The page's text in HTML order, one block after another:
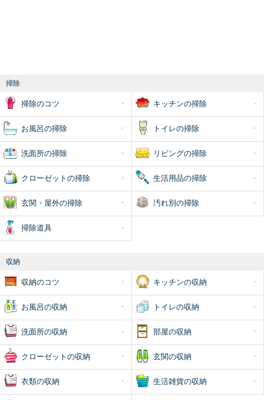
掃除
掃除のコツ キッチンの掃除
お風呂の掃除 トイレの掃除
洗面所の掃除 リビングの掃除
クローゼットの掃除 生活用品の掃除
玄関・屋外の掃除 汚れ別の掃除
掃除道具
収納
収納のコツ キッチンの収納
お風呂の収納 トイレの収納
洗面所の収納 部屋の収納
クローゼットの収納 玄関の収納
衣類の収納 生活雑貨の収納